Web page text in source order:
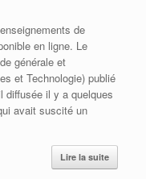
de
en ligne. Le
générale et
et Technologie) publié
diffusée il y a quelques
avait suscité un
Lire la suite